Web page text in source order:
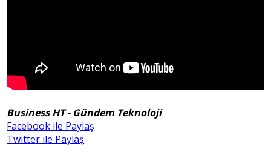
Business HT - Gündem Teknoloji
Facebook ile Paylaş
Twitter ile Paylaş